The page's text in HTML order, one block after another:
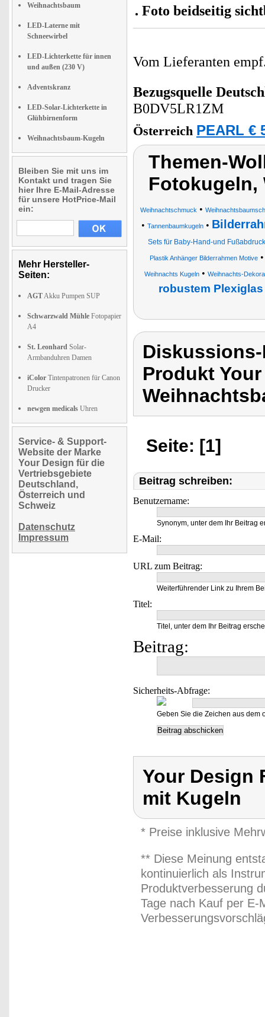
Weihnachtsbaum
LED-Laterne mit
Schneewirbel
LED-Lichterkette für innen
und außen (230 V)
Adventskranz
LED-Solar-Lichterkette in
Glühbirnenform
Weihnachtsbaum-Kugeln
Bleiben Sie mit uns im
Kontakt und tragen Sie
hier Ihre E-Mail-Adresse
für unsere HotPrice-Mail
ein:
Mehr Hersteller-
Seiten:
AGTAkku Pumpen SUP
Schwarzwald Mühle Fotopapier
A4
St. Leonhard Solar-
Armbanduhren Damen
iColor Tintenpatronen für Canon
Drucker
newgen medicals Uhren
Service- & Support-
Website der Marke
Your Design für die
Vertriebsgebiete
Deutschland,
Österreich und
Schweiz
Datenschutz
Impressum
Foto beidseitig
Vom Lieferanten
Bezugsquelle
B0DV5LR1ZM
Österreich PEARL €
Themen-
Fotokugeln,
Weihnachtschmuck •
• Tannenbaumkugeln•
Sets für Baby-Hand-und
Plastik Anhänger Bilderrahmen Motive
Weihnachts Kugeln• Weihnachts-
robustem Plexiglas
Produkt
Seite: [1]
Beitrag schreiben:
Benutzername:
Synonym, unter dem Ihr Beitrag
E-Mail:
URL zum Beitrag:
Weiterführender Link zu Ihrem
Titel:
Titel, unter dem Ihr Beitrag
Beitrag:
Sicherheits-Abfrage:
Geben Sie die Zeichen aus dem
Your Design
mit Kugeln
* Preise inklusive
** Diese Meinung
kontinuierlich als
Produktverbesserung
Tage nach Kauf per E-